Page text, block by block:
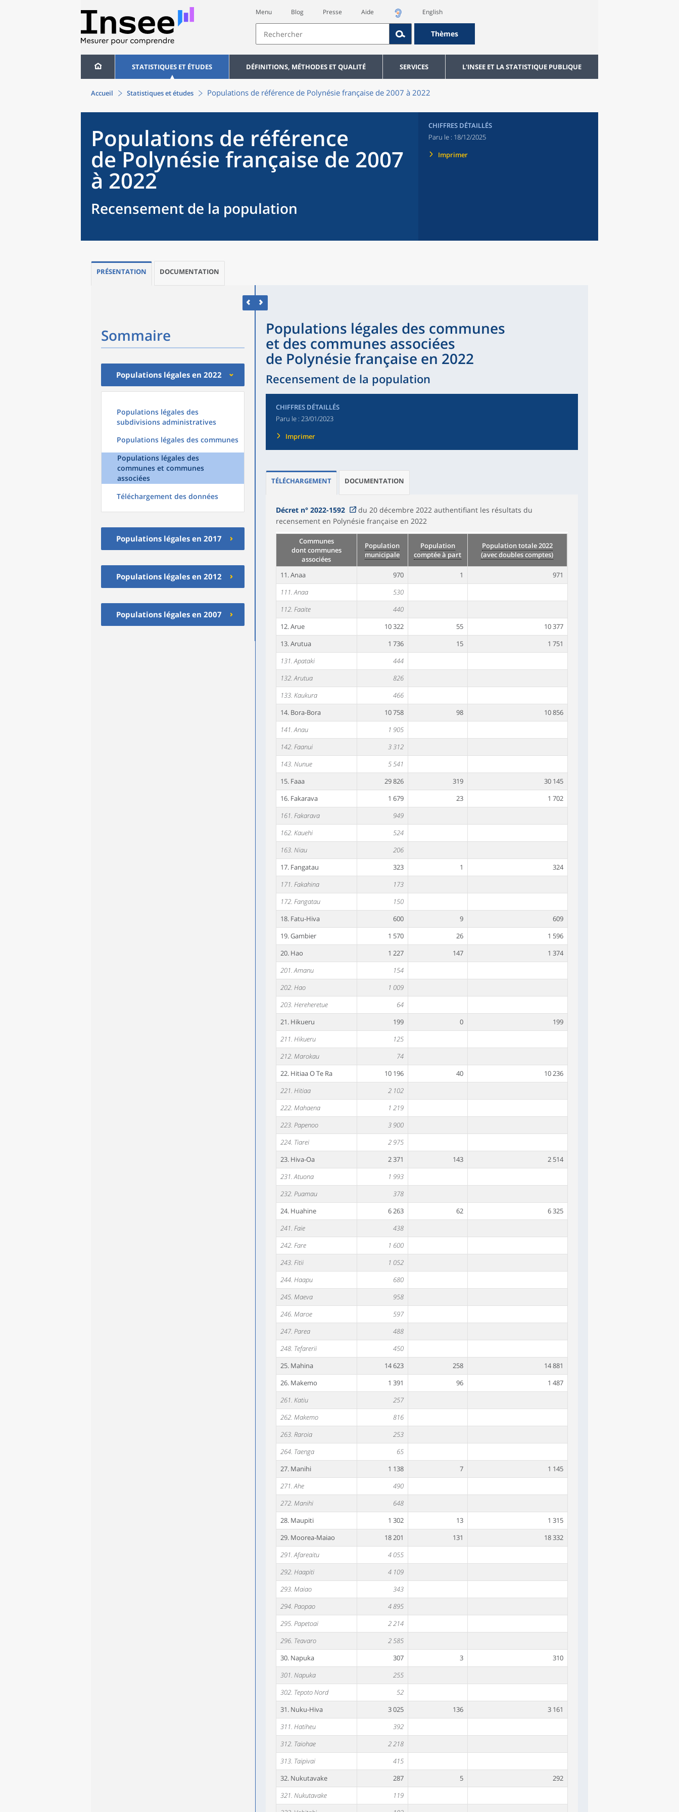
Menu Blog Presse Aide English
Thèmes
STATISTIQUES ET ÉTUDES DÉFINITIONS, MÉTHODES ET QUALITÉ SERVICES L'INSEE ET LA STATISTIQUE PUBLIQUE
Accueil Statistiques et études Populations de référence de Polynésie française de 2007 à 2022
Populations de référence
de Polynésie française de 2007
à 2022
Recensement de la population
CHIFFRES DÉTAILLÉS
Paru le : 18/12/2025
Imprimer
PRÉSENTATION DOCUMENTATION
Sommaire
Populations légales en 2022
Populations légales des
subdivisions administratives
Populations légales des communes
Populations légales des
communes et communes
associées
Téléchargement des données
Populations légales en 2017
Populations légales en 2012
Populations légales en 2007
Populations légales des communes
et des communes associées
de Polynésie française en 2022
Recensement de la population
CHIFFRES DÉTAILLÉS
Paru le : 23/01/2023
Imprimer
TÉLÉCHARGEMENT DOCUMENTATION
Décret n° 2022-1592
du 20 décembre 2022 authentifiant les résultats du
recensement en Polynésie française en 2022
Communes
dont communes
associées
Population
municipale
Population
comptée à part
Population totale 2022
(avec doubles comptes)
11. Anaa 970 1
971
111. Anaa
530
112. Faaite
440
12. Arue
10 322 55
10 377
13. Arutua
1 736 15
1 751
131. Apataki
444
132. Arutua
826
133. Kaukura
466
14. Bora-Bora
10 758 98
10 856
141. Anau
1 905
142. Faanui
3 312
143. Nunue
5 541
15. Faaa
29 826 319
30 145
16. Fakarava
1 679 23
1 702
161. Fakarava
949
162. Kauehi
524
163. Niau
206
17. Fangatau
323 1
324
171. Fakahina
173
172. Fangatau
150
18. Fatu-Hiva
600 9
609
19. Gambier
1 570 26
1 596
20. Hao
1 227 147
1 374
201. Amanu
154
202. Hao
1 009
203. Hereheretue
64
21. Hikueru
199 0
199
211. Hikueru
125
212. Marokau
74
22. Hitiaa O Te Ra
10 196 40
10 236
221. Hitiaa
2 102
222. Mahaena
1 219
223. Papenoo
3 900
224. Tiarei
2 975
23. Hiva-Oa
2 371 143
2 514
231. Atuona
1 993
232. Puamau
378
24. Huahine
6 263 62
6 325
241. Faie
438
242. Fare
1 600
243. Fitii
1 052
244. Haapu
680
245. Maeva
958
246. Maroe
597
247. Parea
488
248. Tefarerii
450
25. Mahina
14 623 258
14 881
26. Makemo
1 391 96
1 487
261. Katiu
257
262. Makemo
816
263. Raroia
253
264. Taenga
65
27. Manihi
1 138 7
1 145
271. Ahe
490
272. Manihi
648
28. Maupiti
1 302 13
1 315
29. Moorea-Maiao
18 201 131
18 332
291. Afareaitu
4 055
292. Haapiti
4 109
293. Maiao
343
294. Paopao
4 895
295. Papetoai
2 214
296. Teavaro
2 585
30. Napuka
307 3
310
301. Napuka
255
302. Tepoto Nord
52
31. Nuku-Hiva
3 025 136
3 161
311. Hatiheu
392
312. Taiohae
2 218
313. Taipivai
415
32. Nukutavake
287 5
292
321. Nukutavake
119